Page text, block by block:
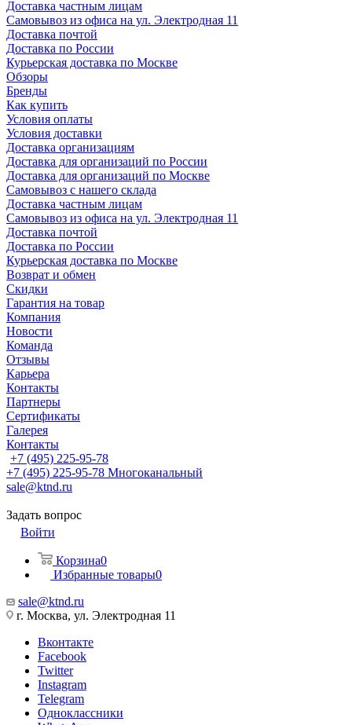
Доставка частным лицам
Самовывоз из офиса на ул. Электродная 11
Доставка почтой
Доставка по России
Курьерская доставка по Москве
Обзоры
Бренды
Как купить
Условия оплаты
Условия доставки
Доставка организациям
Доставка для организаций по России
Доставка для организаций по Москве
Самовывоз с нашего склада
Доставка частным лицам
Самовывоз из офиса на ул. Электродная 11
Доставка почтой
Доставка по России
Курьерская доставка по Москве
Возврат и обмен
Скидки
Гарантия на товар
Компания
Новости
Команда
Отзывы
Карьера
Контакты
Партнеры
Сертификаты
Галерея
Контакты
+7 (495) 225-95-78
+7 (495) 225-95-78 Многоканальный
sale@ktnd.ru
Задать вопрос
Войти
Корзина0
Избранные товары0
sale@ktnd.ru
г. Москва, ул. Электродная 11
Вконтакте
Facebook
Twitter
Instagram
Telegram
Одноклассники